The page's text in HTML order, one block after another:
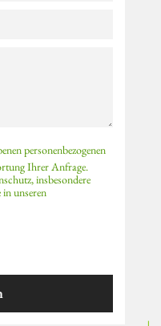
personenbezogenen
Ihrer Anfrage.
insbesondere
unseren